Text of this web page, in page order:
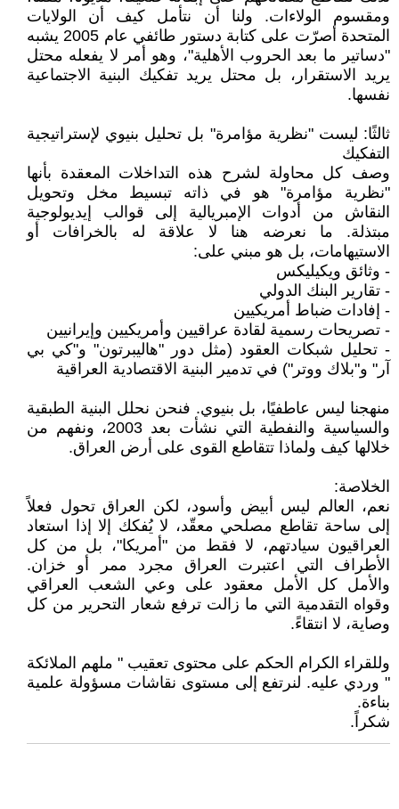
ومقسوم الولاءات. ولنا أن نتأمل كيف أن الولايات
المتحدة أصرّت على كتابة دستور طائفي عام 2005 يشبه
"دساتير ما بعد الحروب الأهلية"، وهو أمر لا يفعله محتل
يريد الاستقرار، بل محتل يريد تفكيك البنية الاجتماعية
نفسها.
ثالثًا: ليست "نظرية مؤامرة" بل تحليل بنيوي لإستراتيجية
التفكيك
وصف كل محاولة لشرح هذه التداخلات المعقدة بأنها
"نظرية مؤامرة" هو في ذاته تبسيط مخل وتحويل
النقاش من أدوات الإمبريالية إلى قوالب إيديولوجية
مبتذلة. ما نعرضه هنا لا علاقة له بالخرافات أو
الاستيهامات، بل هو مبني على:
- وثائق ويكيليكس
- تقارير البنك الدولي
- إفادات ضباط أمريكيين
- تصريحات رسمية لقادة عراقيين وأمريكيين وإيرانيين
- تحليل شبكات العقود (مثل دور "هاليبرتون" و"كي بي
آر" و"بلاك ووتر") في تدمير البنية الاقتصادية العراقية
منهجنا ليس عاطفيًا، بل بنيوي. فنحن نحلل البنية الطبقية
والسياسية والنفطية التي نشأت بعد 2003، ونفهم من
خلالها كيف ولماذا تتقاطع القوى على أرض العراق.
الخلاصة:
نعم، العالم ليس أبيض وأسود، لكن العراق تحول فعلاً
إلى ساحة تقاطع مصلحي معقّد، لا يُفكك إلا إذا استعاد
العراقيون سيادتهم، لا فقط من "أمريكا"، بل من كل
الأطراف التي اعتبرت العراق مجرد ممر أو خزان.
والأمل كل الأمل معقود على وعي الشعب العراقي
وقواه التقدمية التي ما زالت ترفع شعار التحرير من كل
وصاية، لا انتقاءً.
وللقراء الكرام الحكم على محتوى تعقيب " ملهم الملائكة
" وردي عليه. لنرتفع إلى مستوى نقاشات مسؤولة علمية
بناءة.
شكراً.